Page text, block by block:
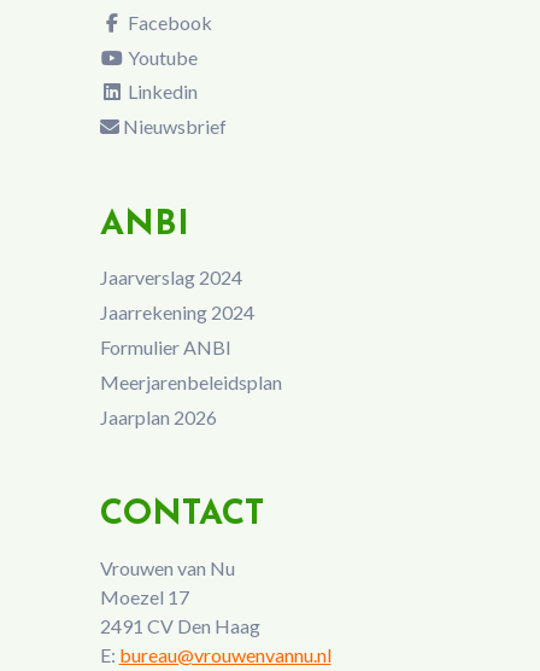
Facebook
Youtube
Linkedin
Nieuwsbrief
ANBI
Jaarverslag 2024
Jaarrekening 2024
Formulier ANBI
Meerjarenbeleidsplan
Jaarplan 2026
CONTACT
Vrouwen van Nu
Moezel 17
2491 CV Den Haag
E: bureau@vrouwenvannu.nl